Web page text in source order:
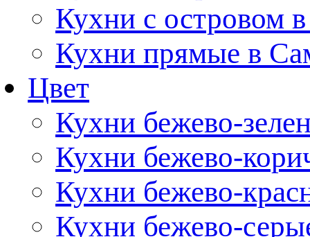
Кухни с островом
Кухни прямые в
Цвет
Кухни бежево-
Кухни бежево-
Кухни бежево-
Кухни бежево-